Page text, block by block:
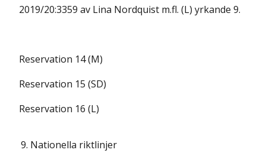
2019/20:3359 av Lina Nordquist m.fl. (L) yrkande 9.
Reservation 14 (M)
Reservation 15 (SD)
Reservation 16 (L)
9. Nationella riktlinjer